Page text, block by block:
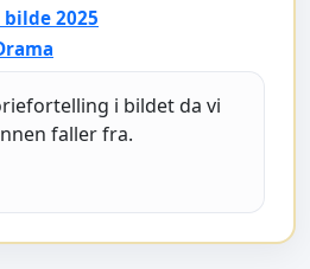
bilde 2025
i bildet da vi
faller fra.